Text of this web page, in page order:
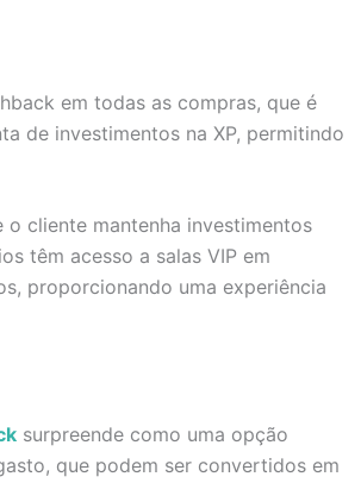
em todas as compras, que é
de investimentos na XP, permitindo
cliente mantenha investimentos
têm acesso a salas VIP em
proporcionando uma experiência
surpreende como uma opção
que podem ser convertidos em